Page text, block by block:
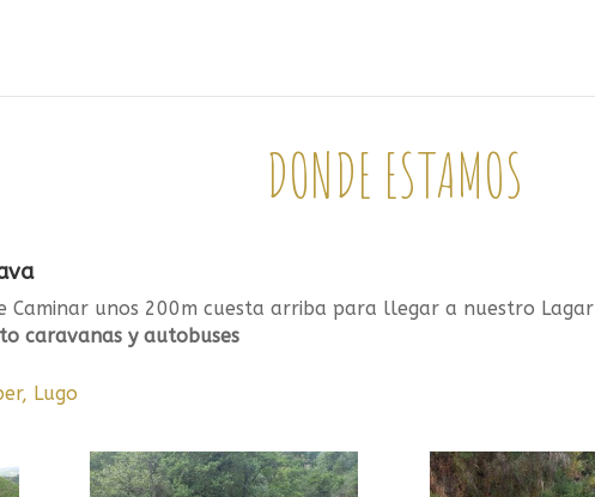
DONDE ESTAMOS
Caminar unos 200m cuesta arriba para llegar a nuestro Lagar
caravanas y autobuses
Lugo